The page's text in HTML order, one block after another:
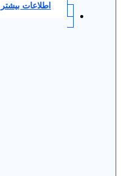
اطلاعات بیشتر